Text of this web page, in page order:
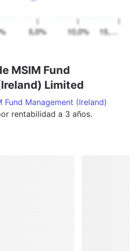
MSIM Fund
Limited
Fund Management (Ireland)
rentabilidad a 3 años.